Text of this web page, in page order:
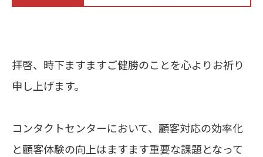
拝啓、時下ますますご健勝のことを心よりお祈り
申し上げます。
コンタクトセンターにおいて、顧客対応の効率化
と顧客体験の向上はますます重要な課題となって